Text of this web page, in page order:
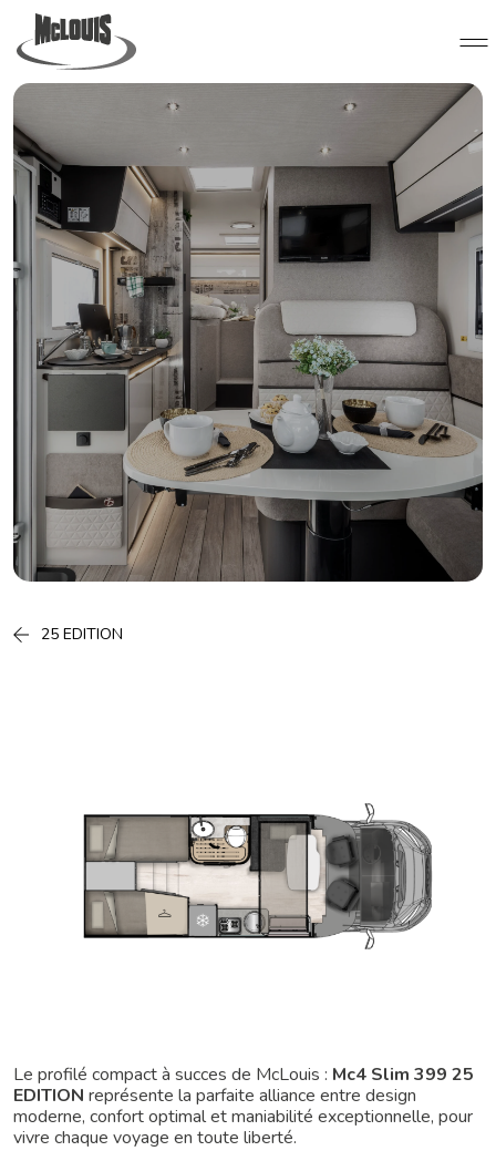
25 EDITION
Le profilé compact à succes de McLouis : Mc4 Slim 399 25
EDITION représente la parfaite alliance entre design
moderne, confort optimal et maniabilité exceptionnelle, pour
vivre chaque voyage en toute liberté.